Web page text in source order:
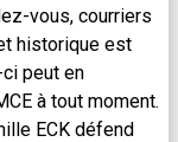
vous, courriers
historique est
peut en
à tout moment.
ECK défend